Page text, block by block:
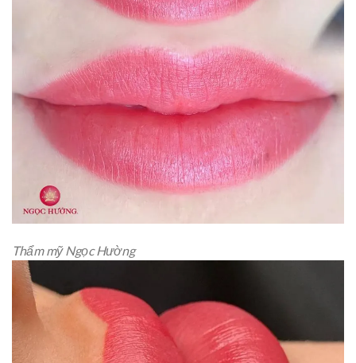
Thẩm mỹ Ngọc Hường